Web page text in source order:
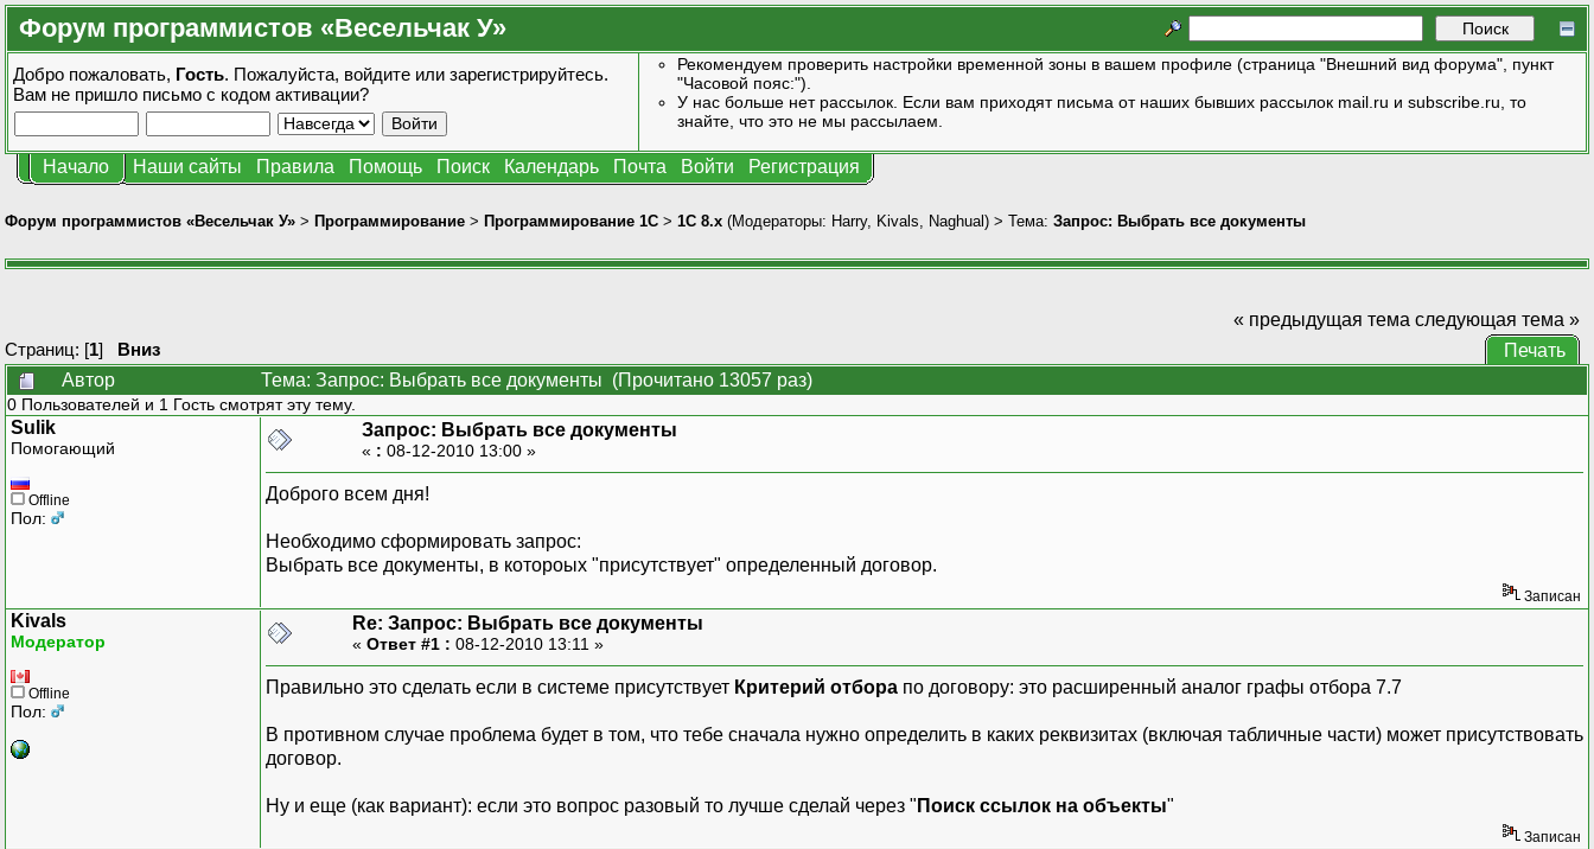
Форум программистов «Весельчак У»
Добро пожаловать, Гость. Пожалуйста, войдите или зарегистрируйтесь.
Вам не пришло письмо с кодом активации?
Рекомендуем проверить настройки временной зоны в вашем профиле (страница "Внешний вид форума", пункт
"Часовой пояс:").
У нас больше нет рассылок. Если вам приходят письма от наших бывших рассылок mail.ru и subscribe.ru, то
знайте, что это не мы рассылаем.
Начало Наши сайты Правила Помощь Поиск Календарь Почта Войти Регистрация
Форум программистов «Весельчак У» > Программирование > Программирование 1С > 1С 8.x (Модераторы: Harry, Kivals Naghual) > Тема: Запрос: Выбрать все документы
Страниц: [1] Вниз
« предыдущая тема следующая тема »
Печать
Автор
Тема: Запрос: Выбрать все документы (Прочитано 13057 раз)
0 Пользователей и 1 Гость смотрят эту тему.
Sulik
Помогающий
Offline
Пол:
Запрос: Выбрать все документы
« : 08-12-2010 13:00 »
Доброго всем дня!
Необходимо сформировать запрос:
Выбрать все документы, в котороых "присутствует" определенный договор.
Записан
Kivals
Модератор
Offline
Пол:
Re: Запрос: Выбрать все документы
« Ответ #1 : 08-12-2010 13:11 »
Правильно это сделать если в системе присутствует Критерий отбора по договору: это расширенный аналог графы отбора 7.7
В противном случае проблема будет в том, что тебе сначала нужно определить в каких реквизитах (включая табличные части) может присутствовать
договор.
Ну и еще (как вариант): если это вопрос разовый то лучше сделай через " Поиск ссылок на объекты"
Записан